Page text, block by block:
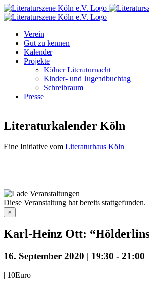
Zum
Inhalt
Facebook
Instagram
E-
Mail
Verein
Gut zu kennen
Kalender
Projekte
Kölner Literaturnacht
Kinder- und Jugendbuchtag
Schreibraum
Presse
Literaturkalender Köln
Eine Initiative vom Literaturhaus Köln
Diese Veranstaltung hat bereits stattgefunden.
×
Karl-Heinz Ott:
16. September 2020 | 19:30 - 21:00
| 10Euro